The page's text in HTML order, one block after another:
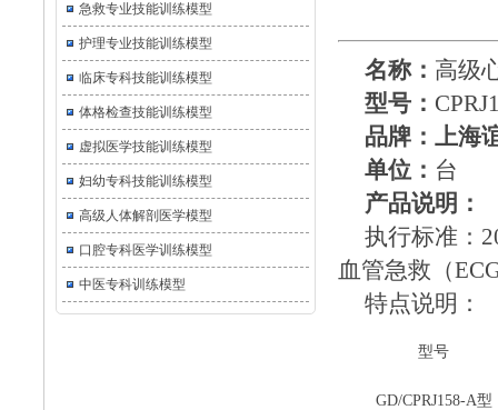
急救专业技能训练模型
护理专业技能训练模型
临床专科技能训练模型
体格检查技能训练模型
虚拟医学技能训练模型
妇幼专科技能训练模型
高级人体解剖医学模型
口腔专科医学训练模型
中医专科训练模型
名称： 高级
型号 ：
品牌：上海
单位： 台
产品说明：
执行标准：
血管急救（
特点说明：
型号
GD/CPRJ158-A型